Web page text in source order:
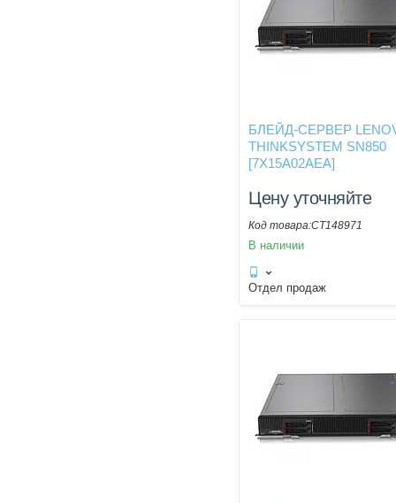
БЛЕЙД-СЕРВЕР
THINKSYSTEM SN850
[7X15A02AEA]
Цену уточняйте
CT148971
В наличии
Отдел продаж